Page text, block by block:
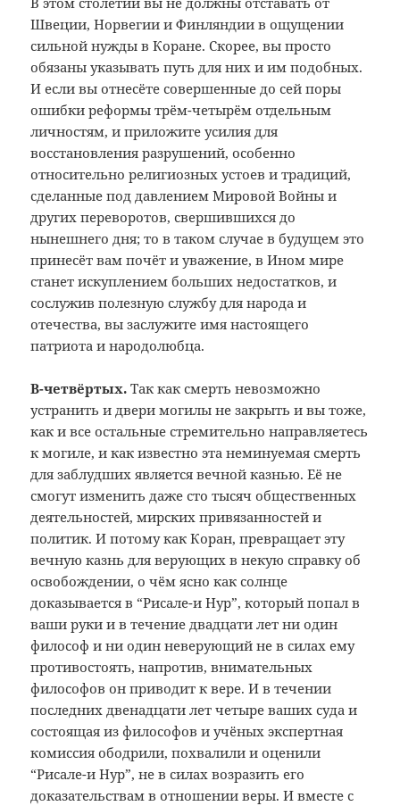
Швеции, Норвегии и Финляндии в ощущении
сильной нужды в Коране. Скорее, вы просто
обязаны указывать путь для них и им подобных.
И если вы отнесёте совершенные до сей поры
ошибки реформы трём-четырём отдельным
личностям, и приложите усилия для
восстановления разрушений, особенно
относительно религиозных устоев и традиций,
сделанные под давлением Мировой Войны и
других переворотов, свершившихся до
нынешнего дня; то в таком случае в будущем это
принесёт вам почёт и уважение, в Ином мире
станет искуплением больших недостатков, и
сослужив полезную службу для народа и
отечества, вы заслужите имя настоящего
патриота и народолюбца.
В-четвёртых. Так как смерть невозможно
устранить и двери могилы не закрыть и вы тоже,
как и все остальные стремительно направляетесь
к могиле, и как известно эта неминуемая смерть
для заблудших является вечной казнью. Её не
смогут изменить даже сто тысяч общественных
деятельностей, мирских привязанностей и
политик. И потому как Коран, превращает эту
вечную казнь для верующих в некую справку об
освобождении, о чём ясно как солнце
доказывается в “Рисале-и Нур”, который попал в
ваши руки и в течение двадцати лет ни один
философ и ни один неверующий не в силах ему
противостоять, напротив, внимательных
философов он приводит к вере. И в течении
последних двенадцати лет четыре ваших суда и
состоящая из философов и учёных экспертная
комиссия ободрили, похвалили и оценили
“Рисале-и Нур”, не в силах возразить его
доказательствам в отношении веры. И вместе с